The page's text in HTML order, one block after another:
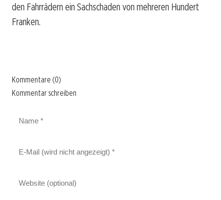
den Fahrrädern ein Sachschaden von mehreren Hundert
Franken.
Kommentare (0)
Kommentar schreiben